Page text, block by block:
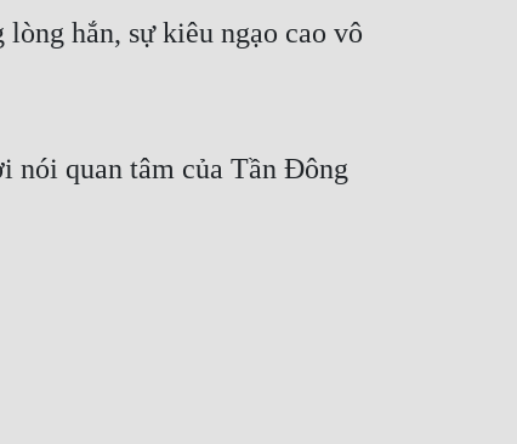
hắn, sự kiêu ngạo cao vô
nói quan tâm của Tần Đông